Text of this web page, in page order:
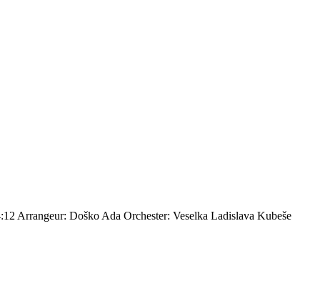
Arrangeur: Doško Ada Orchester: Veselka Ladislava Kubeše